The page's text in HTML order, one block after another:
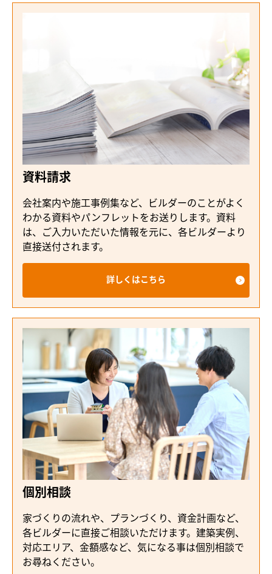
資料請求
会社案内や施工事例集など、ビルダーのことがよく
わかる資料やパンフレットをお送りします。資料
は、ご入力いただいた情報を元に、各ビルダーより
直接送付されます。
詳しくはこちら
個別相談
家づくりの流れや、プランづくり、資金計画など、
各ビルダーに直接ご相談いただけます。建築実例、
対応エリア、金額感など、気になる事は個別相談で
お尋ねください。